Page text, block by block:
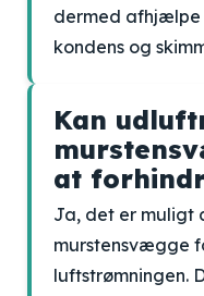
dermed afhjælpe
kondens og
Kan
at
Ja, det er muligt
murstensvægge
luftstrømningen.